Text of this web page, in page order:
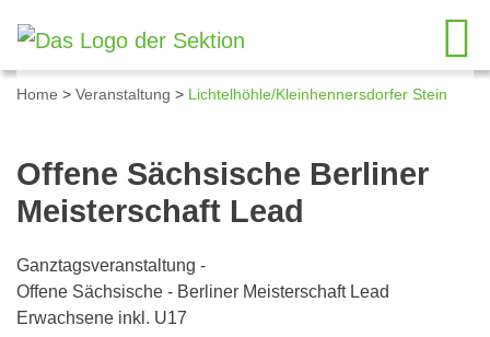
Home > Veranstaltung > Lichtelhöhle/Kleinhennersdorfer Stein
Offene Sächsische Berliner
Meisterschaft Lead
Ganztagsveranstaltung -
Offene Sächsische - Berliner Meisterschaft Lead
Erwachsene inkl. U17